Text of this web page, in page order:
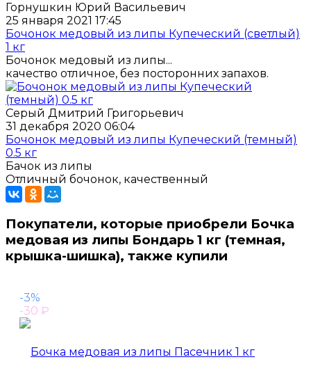
Горнушкин Юрий Васильевич
25 января 2021 17:45
Бочонок медовый из липы Купеческий (светлый)
1 кг
Бочонок медовый из липы...
качество отличное, без посторонних запахов.
Серый Дмитрий Григорьевич
31 декабря 2020 06:04
Бочонок медовый из липы Купеческий (темный)
0.5 кг
Бачок из липы
Отличный бочонок, качественный
Покупатели, которые приобрели Бочка
медовая из липы Бондарь 1 кг (темная,
крышка-шишка), также купили
-3%
-30 ₽